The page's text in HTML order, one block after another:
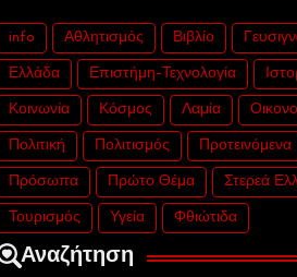
info Αθλητισμός Βιβλίο
Ελλάδα Επιστήμη-Τεχνολογία
Κοινωνία Κόσμος Λαμία
Πολιτική Πολιτισμός Προτεινόμενα
Πρόσωπα Πρώτο Θέμα Στερεά
Τουρισμός Υγεία Φθιώτιδα
Αναζήτηση